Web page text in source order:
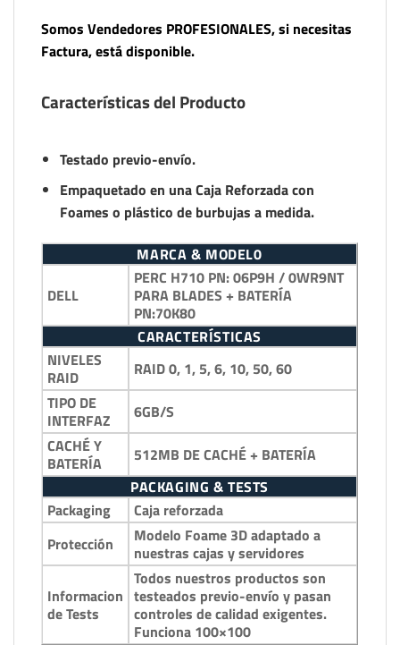
Somos Vendedores PROFESIONALES, si necesitas
Factura, está disponible.
Características del Producto
Testado previo-envío.
Empaquetado en una Caja Reforzada con
Foames o plástico de burbujas a medida.
MARCA & MODEL0
DELL
PERC H710 PN: 06P9H / 0WR9NT
PARA BLADES + BATERÍA
PN:70K80
CARACTERÍSTICAS
NIVELES
RAID
RAID 0, 1, 5, 6, 10, 50, 60
TIPO DE
INTERFAZ
6GB/S
CACHÉ Y
BATERÍA
512MB DE CACHÉ + BATERÍA
PACKAGING & TESTS
Packaging
Caja reforzada
Protección
Modelo Foame 3D adaptado a
nuestras cajas y servidores
Informacion
de Tests
Todos nuestros productos son
testeados previo-envío y pasan
controles de calidad exigentes.
Funciona 100×100